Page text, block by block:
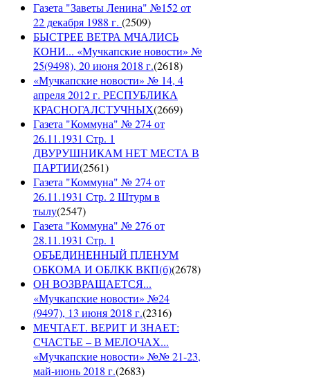
Газета "Заветы Ленина" №152 от
22 декабря 1988 г. (2509)
БЫСТРЕЕ ВЕТРА МЧАЛИСЬ
КОНИ... «Мучкапские новости» №
25(9498), 20 июня 2018 г.(2618)
«Мучкапские новости» № 14, 4
апреля 2012 г. РЕСПУБЛИКА
КРАСНОГАЛСТУЧНЫХ(2669)
Газета "Коммуна" № 274 от
26.11.1931 Стр. 1
ДВУРУШНИКАМ НЕТ МЕСТА В
ПАРТИИ(2561)
Газета "Коммуна" № 274 от
26.11.1931 Стр. 2 Штурм в
тылу(2547)
Газета "Коммуна" № 276 от
28.11.1931 Стр. 1
ОБЪЕДИНЕННЫЙ ПЛЕНУМ
ОБКОМА И ОБЛКК ВКП(б)(2678)
ОН ВОЗВРАЩАЕТСЯ...
«Мучкапские новости» №24
(9497), 13 июня 2018 г.(2316)
МЕЧТАЕТ. ВЕРИТ И ЗНАЕТ:
СЧАСТЬЕ – В МЕЛОЧАХ...
«Мучкапские новости» №№ 21-23,
май-июнь 2018 г.(2683)